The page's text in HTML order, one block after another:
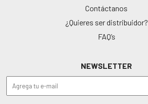
Contáctanos
¿Quieres ser distribuidor?
FAQ’s
NEWSLETTER